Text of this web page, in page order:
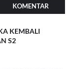
KOMENTAR
KEMBALI
S2